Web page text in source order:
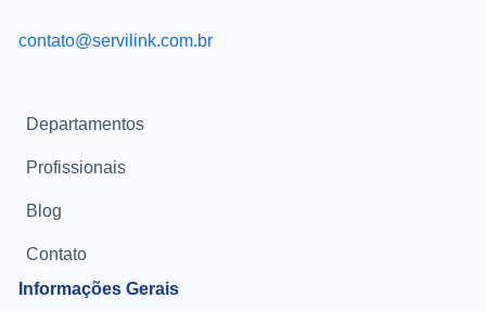
contato@servilink.com.br
Informações Gerais
Departamentos
Profissionais
Blog
Contato